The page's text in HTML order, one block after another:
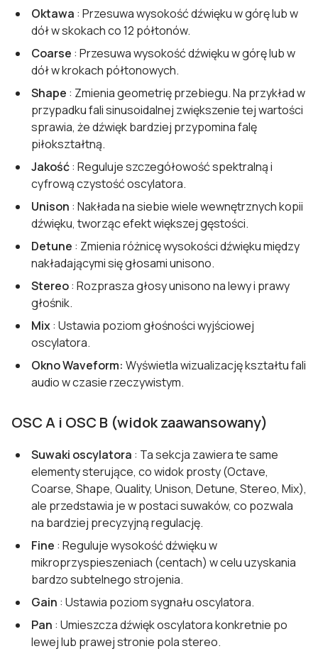
Oktawa : Przesuwa wysokość dźwięku w górę lub w
dół w skokach co 12 półtonów.
Coarse : Przesuwa wysokość dźwięku w górę lub w
dół w krokach półtonowych.
Shape : Zmienia geometrię przebiegu. Na przykład w
przypadku fali sinusoidalnej zwiększenie tej wartości
sprawia, że dźwięk bardziej przypomina falę
piłokształtną.
Jakość: Reguluje szczegółowość spektralną i
cyfrową czystość oscylatora.
Unison : Nakłada na siebie wiele wewnętrznych kopii
dźwięku, tworząc efekt większej gęstości.
Detune : Zmienia różnicę wysokości dźwięku między
nakładającymi się głosami unisono.
Stereo: Rozprasza głosy unisono na lewy i prawy
głośnik.
Mix: Ustawia poziom głośności wyjściowej
oscylatora.
Okno Waveform: Wyświetla wizualizację kształtu fali
audio w czasie rzeczywistym.
OSC A i OSC B (widok zaawansowany)
Suwaki oscylatora : Ta sekcja zawiera te same
elementy sterujące, co widok prosty (Octave,
Coarse, Shape, Quality, Unison, Detune, Stereo, Mix),
ale przedstawia je w postaci suwaków, co pozwala
na bardziej precyzyjną regulację.
Fine : Reguluje wysokość dźwięku w
mikroprzyspieszeniach (centach) w celu uzyskania
bardzo subtelnego strojenia.
Gain : Ustawia poziom sygnału oscylatora.
Pan : Umieszcza dźwięk oscylatora konkretnie po
lewej lub prawej stronie pola stereo.